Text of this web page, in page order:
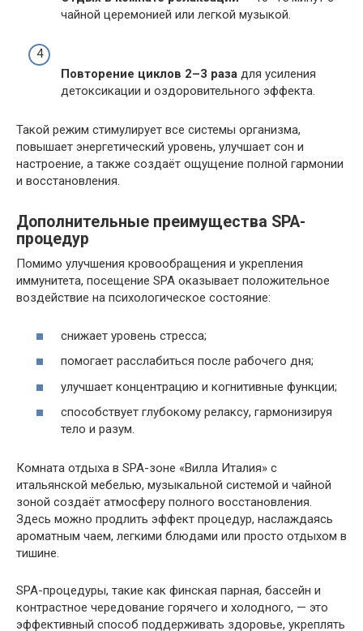
чайной церемонией или легкой музыкой.
Повторение циклов 2–3 раза для усиления
детоксикации и оздоровительного эффекта.
Такой режим стимулирует все системы организма,
повышает энергетический уровень, улучшает сон и
настроение, а также создаёт ощущение полной гармонии
и восстановления.
Дополнительные преимущества SPA-
процедур
Помимо улучшения кровообращения и укрепления
иммунитета, посещение SPA оказывает положительное
воздействие на психологическое состояние:
снижает уровень стресса;
помогает расслабиться после рабочего дня;
улучшает концентрацию и когнитивные функции;
способствует глубокому релаксу, гармонизируя
тело и разум.
Комната отдыха в SPA-зоне «Вилла Италия» с
итальянской мебелью, музыкальной системой и чайной
зоной создаёт атмосферу полного восстановления.
Здесь можно продлить эффект процедур, наслаждаясь
ароматным чаем, легкими блюдами или просто отдыхом в
тишине.
SPA-процедуры, такие как финская парная, бассейн и
контрастное чередование горячего и холодного, — это
эффективный способ поддерживать здоровье, укреплять